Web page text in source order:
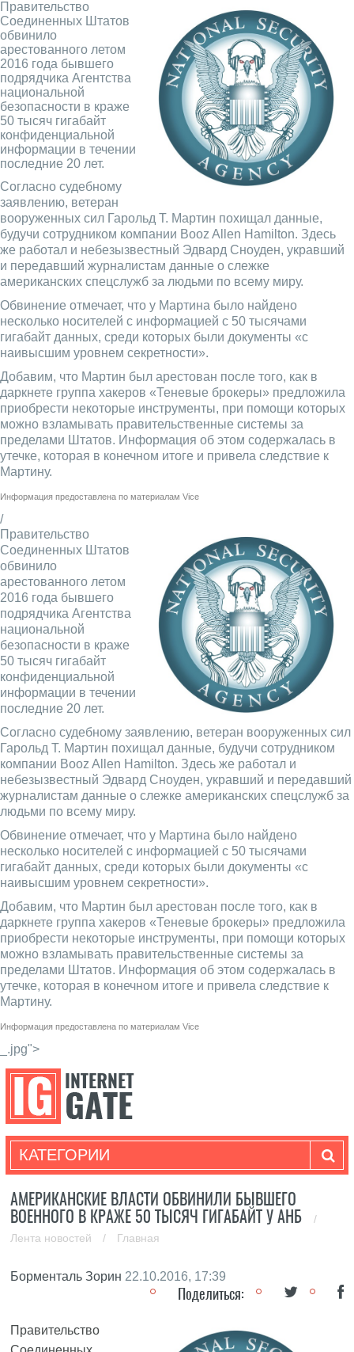
Правительство
Соединенных Штатов
обвинило
арестованного летом
2016 года бывшего
подрядчика Агентства
национальной
безопасности в краже
50 тысяч гигабайт
конфиденциальной
информации в течении
последние 20 лет.
Согласно судебному
заявлению, ветеран
вооруженных сил Гарольд Т. Мартин похищал данные,
будучи сотрудником компании Booz Allen Hamilton. Здесь
же работал и небезызвестный Эдвард Сноуден, укравший
и передавший журналистам данные о слежке
американских спецслужб за людьми по всему миру.
Обвинение отмечает, что у Мартина было найдено
несколько носителей с информацией с 50 тысячами
гигабайт данных, среди которых были документы «с
наивысшим уровнем секретности».
Добавим, что Мартин был арестован после того, как в
даркнете группа хакеров «Теневые брокеры» предложила
приобрести некоторые инструменты, при помощи которых
можно взламывать правительственные системы за
пределами Штатов. Информация об этом содержалась в
утечке, которая в конечном итоге и привела следствие к
Мартину.
Информация предоставлена по материалам Vice
/
Правительство
Соединенных Штатов
обвинило
арестованного летом
2016 года бывшего
подрядчика Агентства
национальной
безопасности в краже
50 тысяч гигабайт
конфиденциальной
информации в течении
последние 20 лет.
Согласно судебному заявлению, ветеран вооруженных сил
Гарольд Т. Мартин похищал данные, будучи сотрудником
компании Booz Allen Hamilton. Здесь же работал и
небезызвестный Эдвард Сноуден, укравший и передавший
журналистам данные о слежке американских спецслужб за
людьми по всему миру.
Обвинение отмечает, что у Мартина было найдено
несколько носителей с информацией с 50 тысячами
гигабайт данных, среди которых были документы «с
наивысшим уровнем секретности».
Добавим, что Мартин был арестован после того, как в
даркнете группа хакеров «Теневые брокеры» предложила
приобрести некоторые инструменты, при помощи которых
можно взламывать правительственные системы за
пределами Штатов. Информация об этом содержалась в
утечке, которая в конечном итоге и привела следствие к
Мартину.
Информация предоставлена по материалам Vice
_.jpg">
КАТЕГОРИИ
АМЕРИКАНСКИЕ ВЛАСТИ ОБВИНИЛИ БЫВШЕГО
ВОЕННОГО В КРАЖЕ 50 ТЫСЯЧ ГИГАБАЙТ У АНБ
/
Лента новостей
/ Главная
Борменталь Зорин 22.10.2016, 17:39
Поделиться:
Правительство